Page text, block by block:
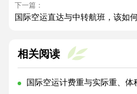
下一篇：
相关阅读
国际空运计费重与实际重、体积重怎